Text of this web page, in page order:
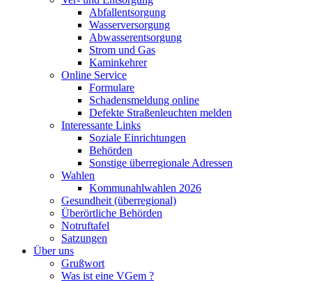
Abfallentsorgung
Wasserversorgung
Abwasserentsorgung
Strom und Gas
Kaminkehrer
Online Service
Formulare
Schadensmeldung online
Defekte Straßenleuchten melden
Interessante Links
Soziale Einrichtungen
Behörden
Sonstige überregionale Adressen
Wahlen
Kommunahlwahlen 2026
Gesundheit (überregional)
Überörtliche Behörden
Notruftafel
Satzungen
Über uns
Grußwort
Was ist eine VGem ?